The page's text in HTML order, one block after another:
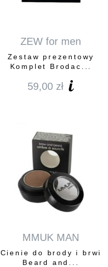
ZEW for men
Zestaw prezentowy
Komplet Brodac...
59,00 zł
MMUK MAN
Cienie do brody i brwi
Beard and...